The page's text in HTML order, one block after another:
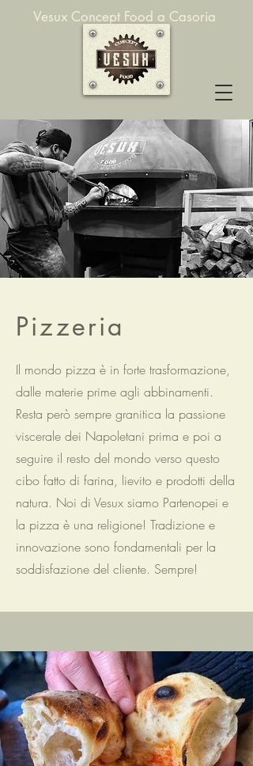
Vesux Concept Food a Casoria
Pizzeria
Il mondo pizza è in forte trasformazione,
dalle materie prime agli abbinamenti.
Resta però sempre granitica la passione
viscerale dei Napoletani prima e poi a
seguire il resto del mondo verso questo
cibo fatto di farina, lievito e prodotti della
natura. Noi di Vesux siamo Partenopei e
la pizza è una religione! Tradizione e
innovazione sono fondamentali per la
soddisfazione del cliente. Sempre!